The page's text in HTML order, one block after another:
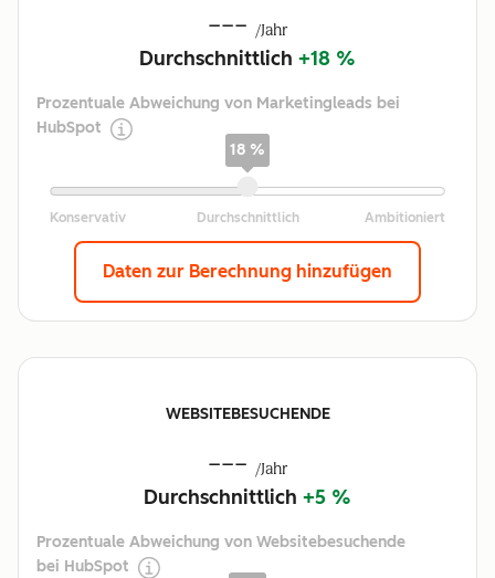
--- /Jahr
Durchschnittlich +18 %
Prozentuale Abweichung von Marketingleads bei
HubSpot
18 %
Daten zur Berechnung hinzufügen
WEBSITEBESUCHENDE
--- /Jahr
Durchschnittlich +5 %
Prozentuale Abweichung von Websitebesuchende
bei HubSpot